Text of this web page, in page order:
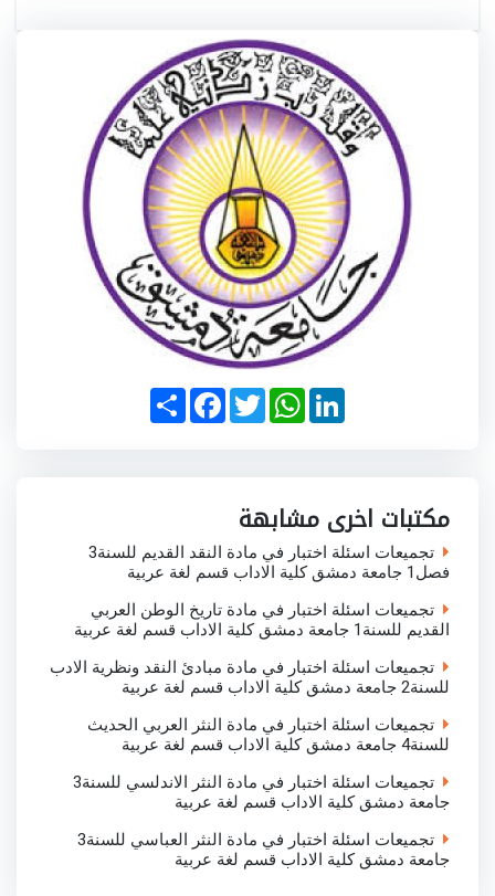
S
h
a
F
a
c
T
w
i
W
h
a
p
p
L
i
n
n
مكتبات اخرى مشابهة
تجميعات اسئلة اختبار في مادة النقد القديم للسنة3
فصل1 جامعة دمشق كلية الاداب قسم لغة عربية
تجميعات اسئلة اختبار في مادة تاريخ الوطن العربي
القديم للسنة1 جامعة دمشق كلية الاداب قسم لغة عربية
تجميعات اسئلة اختبار في مادة مبادئ النقد ونظرية الادب
للسنة2 جامعة دمشق كلية الاداب قسم لغة عربية
تجميعات اسئلة اختبار في مادة النثر العربي الحديث
للسنة4 جامعة دمشق كلية الاداب قسم لغة عربية
تجميعات اسئلة اختبار في مادة النثر الاندلسي للسنة3
جامعة دمشق كلية الاداب قسم لغة عربية
تجميعات اسئلة اختبار في مادة النثر العباسي للسنة3
جامعة دمشق كلية الاداب قسم لغة عربية